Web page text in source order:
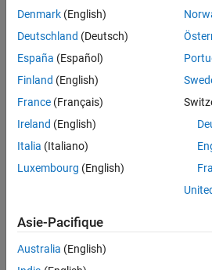
Input Arguments
expand all
boardSupportObj
BoardSupport
name—
Name of Deployer
string
Introduced in R2019b
Denmark (English)
Deutschland (Deutsch)
España (Español)
Finland (English)
France (Français)
Ireland (English)
Italia (Italiano)
Luxembourg (English)
Asie-Pacifique
Australia (English)